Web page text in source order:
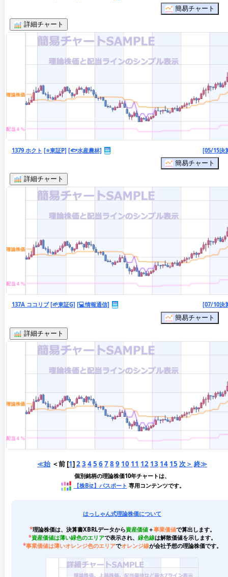
簡易チャート
詳細チャート
1379 ホクト [⭐東証P] [🐟水産農林]
[05/15決
簡易チャート
詳細チャート
137A ココリブ [🌱東証G] [💻情報通信]
[07/10決
簡易チャート
詳細チャート
≪始 ＜前 [1]23 45 678 9 10 11 12 13 14 15 次＞ 終≫
個別銘柄の理論株価10年チャートは、
【株Biz】パスポート 専用コンテンツです。
はっしゃん式理論株価について
*理論株価は、決算書XBRLデータから資産価値＋事業価値で算出します。
*資産価値は薄い緑色のエリアで表示され、 緑色線は解散価値を示します。
*事業価値は薄いオレンジ色のエリアでオレンジ線が会社予想の理論株価です。